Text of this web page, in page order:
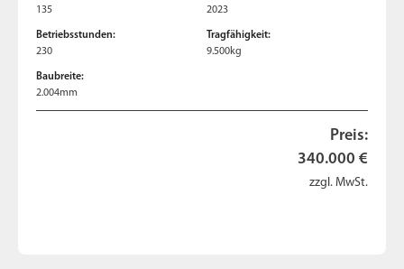
135
2023
Betriebsstunden:
230
Tragfähigkeit:
9.500kg
Baubreite:
2.004mm
Preis:
340.000 €
zzgl. MwSt.